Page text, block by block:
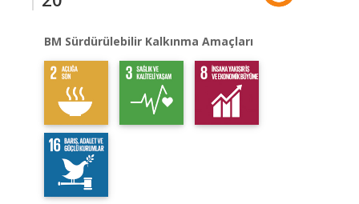
BM Sürdürülebilir Kalkınma Amaçları